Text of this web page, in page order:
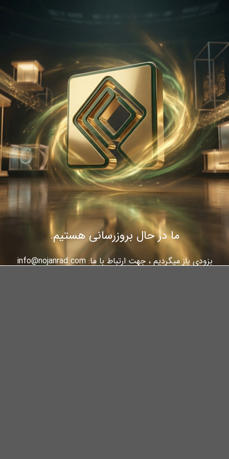
ما در حال بروزرسانی هستیم.
بزودی باز میگردیم ، جهت ارتباط با ما: info@nojanrad.com